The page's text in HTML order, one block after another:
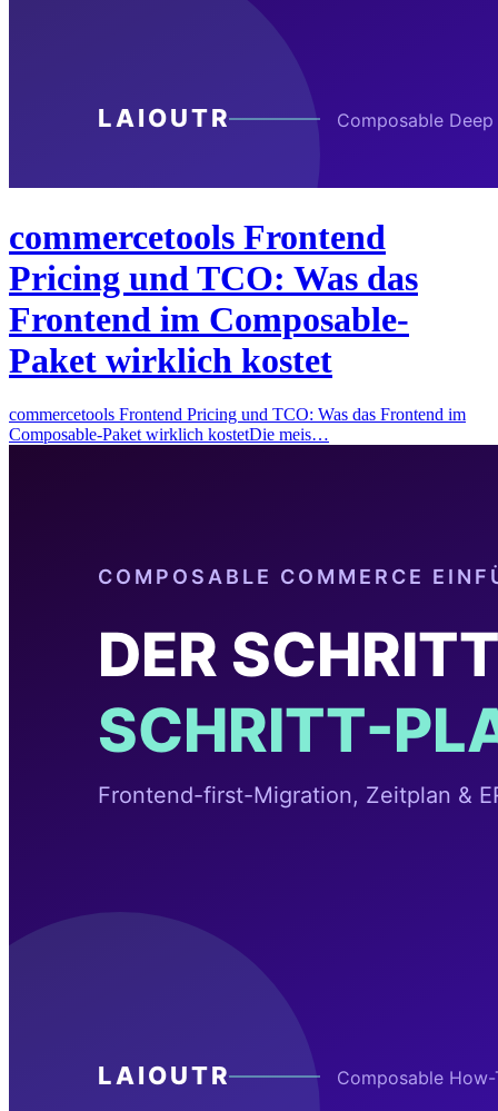
commercetools Frontend
Pricing und TCO: Was das
Frontend im Composable-
Paket wirklich kostet
commercetools Frontend Pricing und TCO: Was das Frontend im
Composable-Paket wirklich kostetDie meis…